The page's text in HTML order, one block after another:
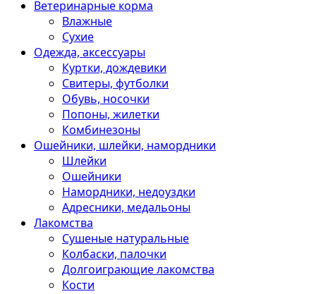
Ветеринарные корма
Влажные
Сухие
Одежда, аксессуары
Куртки, дождевики
Свитеры, футболки
Обувь, носочки
Попоны, жилетки
Комбинезоны
Ошейники, шлейки, намордники
Шлейки
Ошейники
Намордники, недоуздки
Адресники, медальоны
Лакомства
Сушеные натуральные
Колбаски, палочки
Долгоиграющие лакомства
Кости